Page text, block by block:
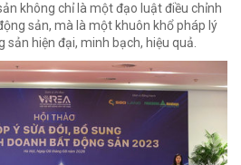
không chỉ là một đạo luật điều chỉnh
sản, mà là một khuôn khổ pháp lý
hiện đại, minh bạch, hiệu quả.